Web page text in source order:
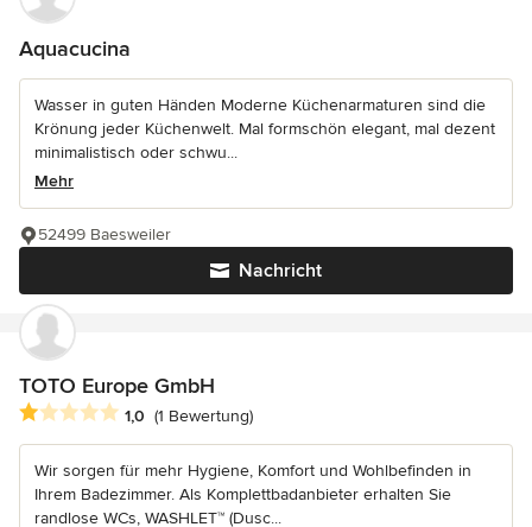
Aquacucina
Wasser in guten Händen Moderne Küchenarmaturen sind die
Krönung jeder Küchenwelt. Mal formschön elegant, mal dezent
minimalistisch oder schwu...
Mehr
Nachricht
52499 Baesweiler
TOTO Europe GmbH
Durchschnittliche Bewertung: 1 von 5 Sternen
1,0 (1 Bewertung)
Wir sorgen für mehr Hygiene, Komfort und Wohlbefinden in
Ihrem Badezimmer. Als Komplettbadanbieter erhalten Sie
randlose WCs, WASHLET™ (Dusc...